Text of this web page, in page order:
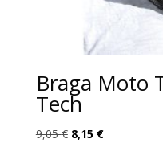
Braga Moto
Tech
9,05€ El
8,15 €El